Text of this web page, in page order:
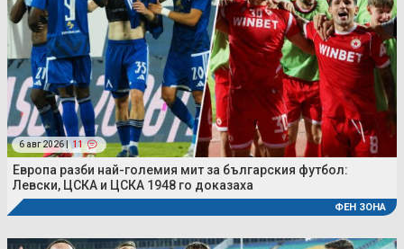
6 авг 2026 | 11
Европа разби най-големия мит за българския футбол:
Левски, ЦСКА и ЦСКА 1948 го доказаха
ФЕН ЗОНА